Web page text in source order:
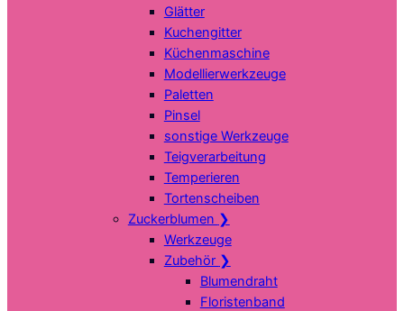
Glätter
Kuchengitter
Küchenmaschine
Modellierwerkzeuge
Paletten
Pinsel
sonstige Werkzeuge
Teigverarbeitung
Temperieren
Tortenscheiben
Zuckerblumen ❯
Werkzeuge
Zubehör ❯
Blumendraht
Floristenband